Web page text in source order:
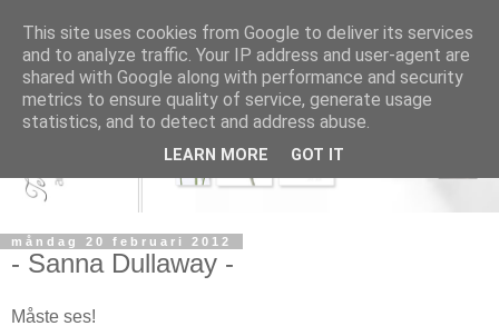
måndag 20 februari 2012
- Sanna Dullaway -
Måste ses!
This site uses cookies from Google to deliver its services
and to analyze traffic. Your IP address and user-agent are
shared with Google along with performance and security
metrics to ensure quality of service, generate usage
statistics, and to detect and address abuse.
LEARN MORE GOT IT